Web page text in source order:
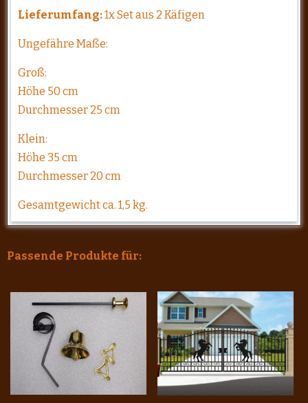
Lieferumfang:1x Set aus 2 Käfigen
Ungefähre Maße:
Groß:
Höhe 50 cm
Durchmesser 25 cm
Klein:
Höhe 35 cm
Durchmesser 20 cm
Gesamtgewicht ca. 1,5 kg.
Passende Produkte für: